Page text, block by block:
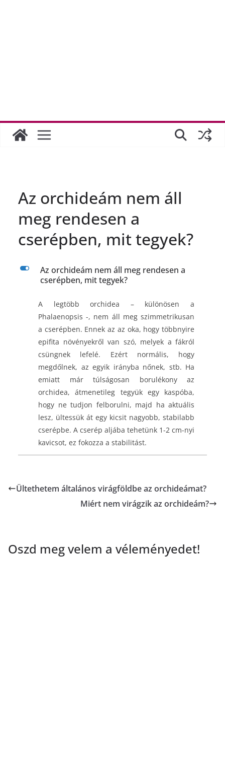
Az orchideám nem áll
meg rendesen a
cserépben, mit tegyek?
L
Az orchideám nem áll meg rendesen a
cserépben, mit tegyek?
A legtöbb orchidea – különösen a
Phalaenopsis -, nem áll meg szimmetrikusan
a cserépben. Ennek az az oka, hogy többnyire
epifita növényekről van szó, melyek a fákról
csüngnek lefelé. Ezért normális, hogy
megdőlnek, az egyik irányba nőnek, stb. Ha
emiatt már túlságosan borulékony az
orchidea, átmenetileg tegyük egy kaspóba,
hogy ne tudjon felborulni, majd ha aktuális
lesz, ültessük át egy kicsit nagyobb, stabilabb
cserépbe. A cserép aljába tehetünk 1-2 cm-nyi
kavicsot, ez fokozza a stabilitást.
Ültethetem általános virágföldbe az orchideámat?
Miért nem virágzik az orchideám?
Oszd meg velem a véleményedet!